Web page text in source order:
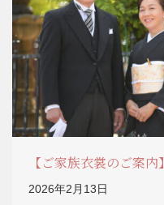
【ご家族衣裳のご案内】
2026年2月13日